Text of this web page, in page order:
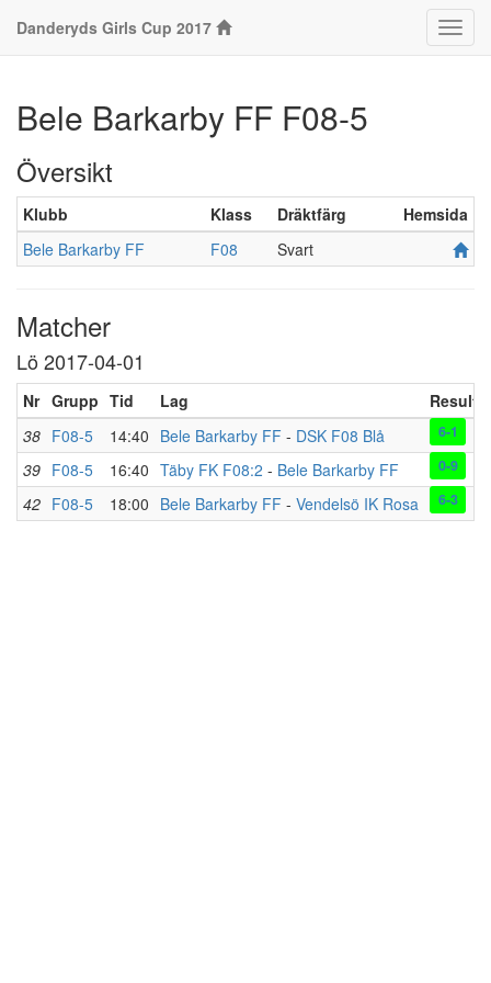
Danderyds Girls Cup 2017
Bele Barkarby FF F08-5
Översikt
Klubb Klass Dräktfärg
Hemsida
Bele Barkarby FF
F08 Svart
Matcher
Lö 2017-04-01
Nr Grupp Tid Lag
Resultat
38 F08-5 14:40 Bele Barkarby FF - DSK F08 Blå 6-1
39 F08-5 16:40 Täby FK F08:2 - Bele Barkarby FF 0-9
42 F08-5 18:00 Bele Barkarby FF - Vendelsö IK Rosa 6-3